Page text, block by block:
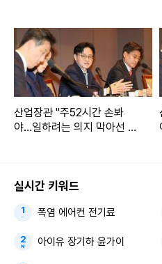
산업장관 "주52시간 손봐
야…일하려는 의지 막아선 안
실시간 키워드
폭염 에어컨 전기료
아이유 장기하 윤가이